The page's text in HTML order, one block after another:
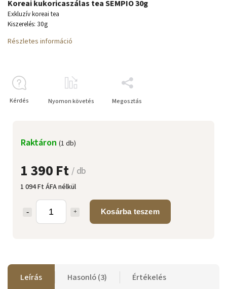
1 390 Ft/ db
1 094 Ft ÁFA nélkül
Kosárba teszem
Raktáron (1 db)
Koreai kukoricaszálas tea SEMPIO 30g
Exkluzív koreai tea
Kiszerelés: 30g
Részletes információ
Kérdés Nyomon követés Megosztás
Leírás Hasonló (3) Értékelés